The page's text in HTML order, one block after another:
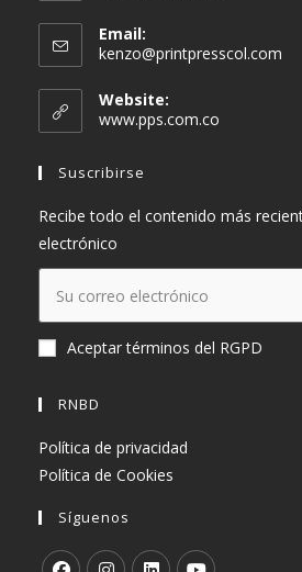
Email:
kenzo@printpresscol.com
Website:
www.pps.com.co
Suscribirse
Recibe todo el contenido más
electrónico
Aceptar términos del RGPD
RNBD
Política de privacidad
Política de Cookies
Síguenos